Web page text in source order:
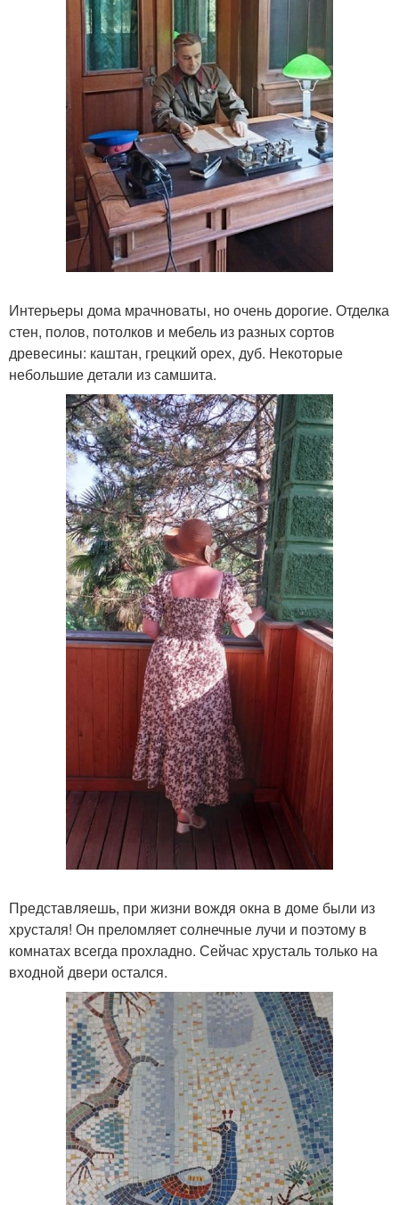
Интерьеры дома мрачноваты, но очень дорогие. Отделка
стен, полов, потолков и мебель из разных сортов
древесины: каштан, грецкий орех, дуб. Некоторые
небольшие детали из самшита.
Представляешь, при жизни вождя окна в доме были из
хрусталя! Он преломляет солнечные лучи и поэтому в
комнатах всегда прохладно. Сейчас хрусталь только на
входной двери остался.